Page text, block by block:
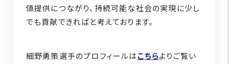
値提供につながり、持続可能な社会の実現に少し
でも貢献できればと考えております。
細野勇策選手のプロフィールは こちらよりご覧い